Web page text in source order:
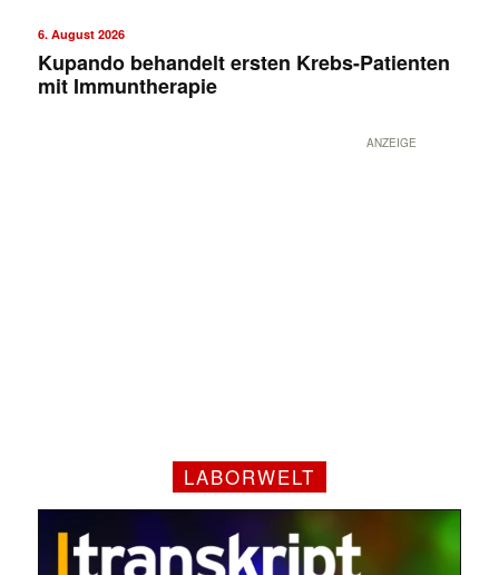
6. August 2026
Kupando behandelt ersten Krebs-Patienten
mit Immuntherapie
ANZEIGE
LABORWELT